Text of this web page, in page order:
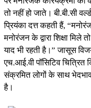
तो नहीं हो जाते। बी.बी.सी
प्रियंका दत्त कहती हैं,
मनोरंजन के द्वारा शिक्षा
याद भी रहती है।” जासूस
एच.आई.वी पॉसिटिव चित्रित
संक्रमित लोगों के साथ
है।